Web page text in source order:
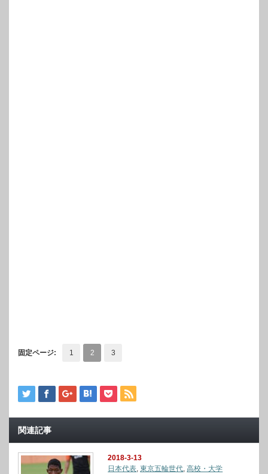
固定ページ: 1 2 3
関連記事
2018-3-13
日本代表,東京五輪世代,高校・大学